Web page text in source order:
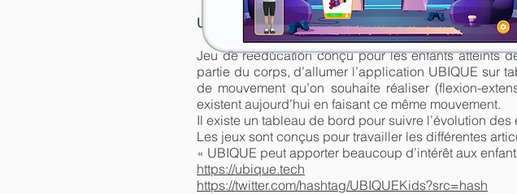
UBIQUE : UbiqueKids
Jeu de rééducation conçu pour les enfants atteints
partie du corps, d’allumer l’application UBIQUE sur
de mouvement qu’on souhaite réaliser (flexion-
existent aujourd’hui en faisant ce même mouvement.
Il existe un tableau de bord pour suivre l’évolution des
Les jeux sont conçus pour travailler les différentes
« UBIQUE peut apporter beaucoup d’intérêt aux
https://ubique.tech
https://twitter.com/hashtag/UBIQUEKids?src=hash